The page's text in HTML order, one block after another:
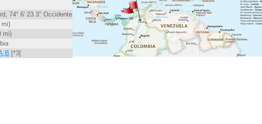
74° 6' 23.3" Occidente
mi)
mi)
[*3]